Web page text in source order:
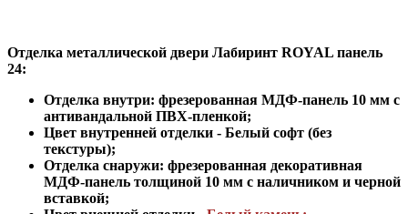
Отделка металлической двери Лабиринт ROYAL панель
24:
Отделка внутри: фрезерованная МДФ-панель 10 мм с
антивандальной ПВХ-пленкой;
Цвет внутренней отделки - Белый софт (без
текстуры);
Отделка снаружи: фрезерованная декоративная
МДФ-панель толщиной 10 мм с наличником и черной
вставкой;